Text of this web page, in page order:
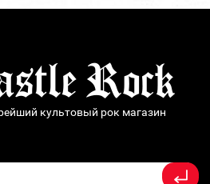
культовый рок магазин